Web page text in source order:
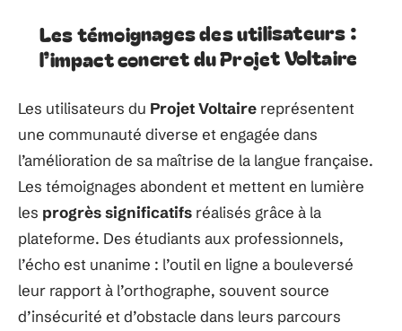
Les témoignages des utilisateurs :
l’impact concret du Projet Voltaire
Les utilisateurs du Projet Voltaire représentent
une communauté diverse et engagée dans
l’amélioration de sa maîtrise de la langue française.
Les témoignages abondent et mettent en lumière
les progrès significatifs réalisés grâce à la
plateforme. Des étudiants aux professionnels,
l’écho est unanime : l’outil en ligne a bouleversé
leur rapport à l’orthographe, souvent source
d’insécurité et d’obstacle dans leurs parcours